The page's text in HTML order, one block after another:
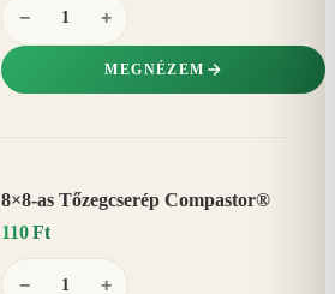
− +
MEGNÉZEM
8×8-as Tőzegcserép Compastor®
110 Ft
− +